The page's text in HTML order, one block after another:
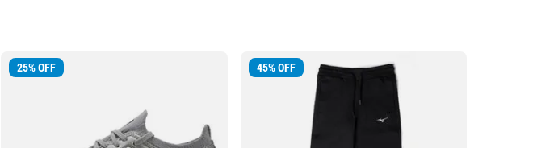
25%OFF 45%OFF